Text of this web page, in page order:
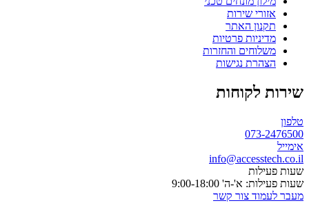
אזורי שירות
תקנון האתר
מדיניות פרטיות
משלוחים והחזרות
הצהרת נגישות
שירות לקוחות
טלפון
073-2476500
אימייל
info@accesstech.co.il
שעות פעילות
שעות פעילות: א'-ה' 9:00-18:00
מעבר לעמוד צור קשר